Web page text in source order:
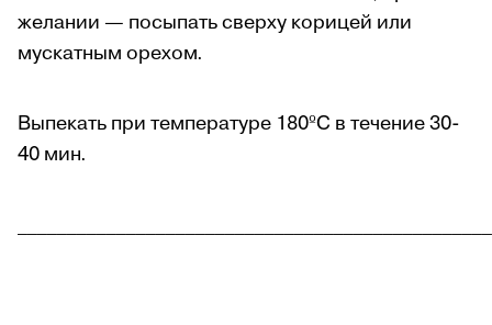
желании — посыпать сверху корицей или
мускатным орехом.
Выпекать при температуре 180ºC в течение 30-
40 мин.